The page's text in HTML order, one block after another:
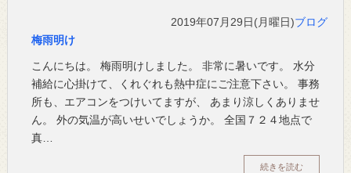
2019年07月29日(月曜日)ブログ
梅雨明け
こんにちは。 梅雨明けしました。 非常に暑いです。 水分
補給に心掛けて、くれぐれも熱中症にご注意下さい。 事務
所も、エアコンをつけいてますが、 あまり涼しくありませ
ん。 外の気温が高いせいでしょうか。 全国７２４地点で
真…
続きを読む